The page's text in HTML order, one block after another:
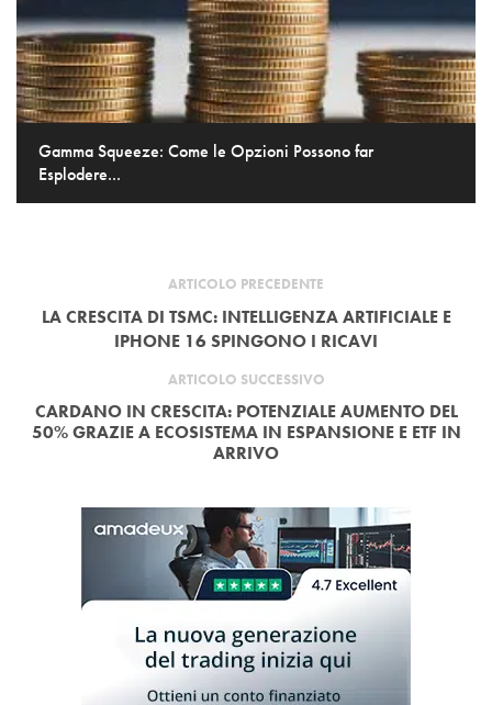
Gamma Squeeze: Come le Opzioni Possono far
Esplodere...
ARTICOLO PRECEDENTE
LA CRESCITA DI TSMC: INTELLIGENZA ARTIFICIALE E
IPHONE 16 SPINGONO I RICAVI
ARTICOLO SUCCESSIVO
CARDANO IN CRESCITA: POTENZIALE AUMENTO DEL
50% GRAZIE A ECOSISTEMA IN ESPANSIONE E ETF IN
ARRIVO